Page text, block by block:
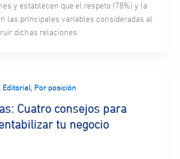
y establecen que el respeto (78%) y la
las principales variables consideradas al
dichas relaciones.
Editorial, Por posición
Cuatro consejos para
tu negocio